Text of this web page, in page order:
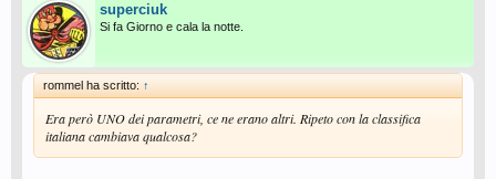
superciuk
Si fa Giorno e cala la notte.
rommel ha scritto: ↑
Era però UNO dei parametri, ce ne erano altri. Ripeto con la classifica
italiana cambiava qualcosa?